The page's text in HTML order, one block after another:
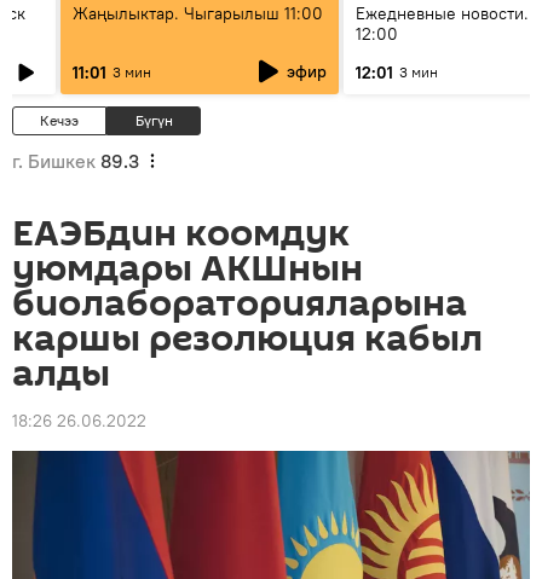
Жаңылыктар. Чыгарылыш 11:00
11:01 3 мин эфир
Ежедневные новости.
12:00
12:01 3 мин
Кечээ Бүгүн
г. Бишкек 89.3
ЕАЭБдин коомдук
уюмдары АКШнын
биолабораторияларына
каршы резолюция кабыл
алды
18:26 26.06.2022